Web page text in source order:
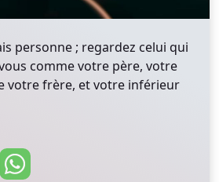
personne ; regardez celui qui
comme votre père, votre
votre frère, et votre inférieur